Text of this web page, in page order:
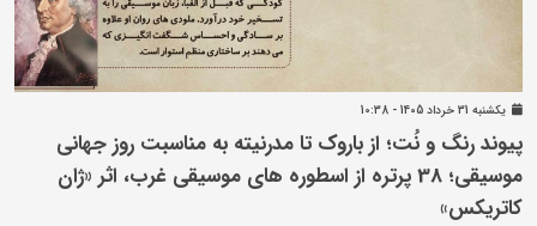
يکشنبه 31 خرداد 1405 - 10:38
پیوند رنگ و نُت؛ از باروک تا مدرنیته به مناسبت روز جهانی
موسیقی؛ 38 پرتره از اسطوره های موسیقی غرب، اثر «ژان
کاتریکس»